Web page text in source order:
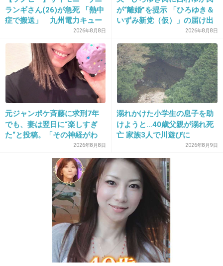
16. 匿名
＞＞1か月以上、家に2時間しかいられないよう
なスケジュールが続いて。
これはしんどいわ(>_<)
+98
2013/05/15(水) 16:42:37
最近、ドラマでいいだろって感じの映画多くな
ランギさん(26)が急死 「熱中
症で搬送」 九州電力キュー
デンヴォルテクスで練習中
2026年8月8日
が“離婚”を提示 「ひろゆき＆
いずみ新党（仮）」の届け出
を知らされず激怒「信頼関係
が保てない状態で夫婦を続け
るのは無理」
2026年8月8日
元ジャンポケ斉藤に求刑7年
でも、妻は翌日に“楽しすぎ
た“と投稿。「その神経がわ
2026年8月8日
溺れかけた小学生の息子を助
けようと…40歳父親が溺れ死
亡 家族3人で川遊びに
2026年8月9日